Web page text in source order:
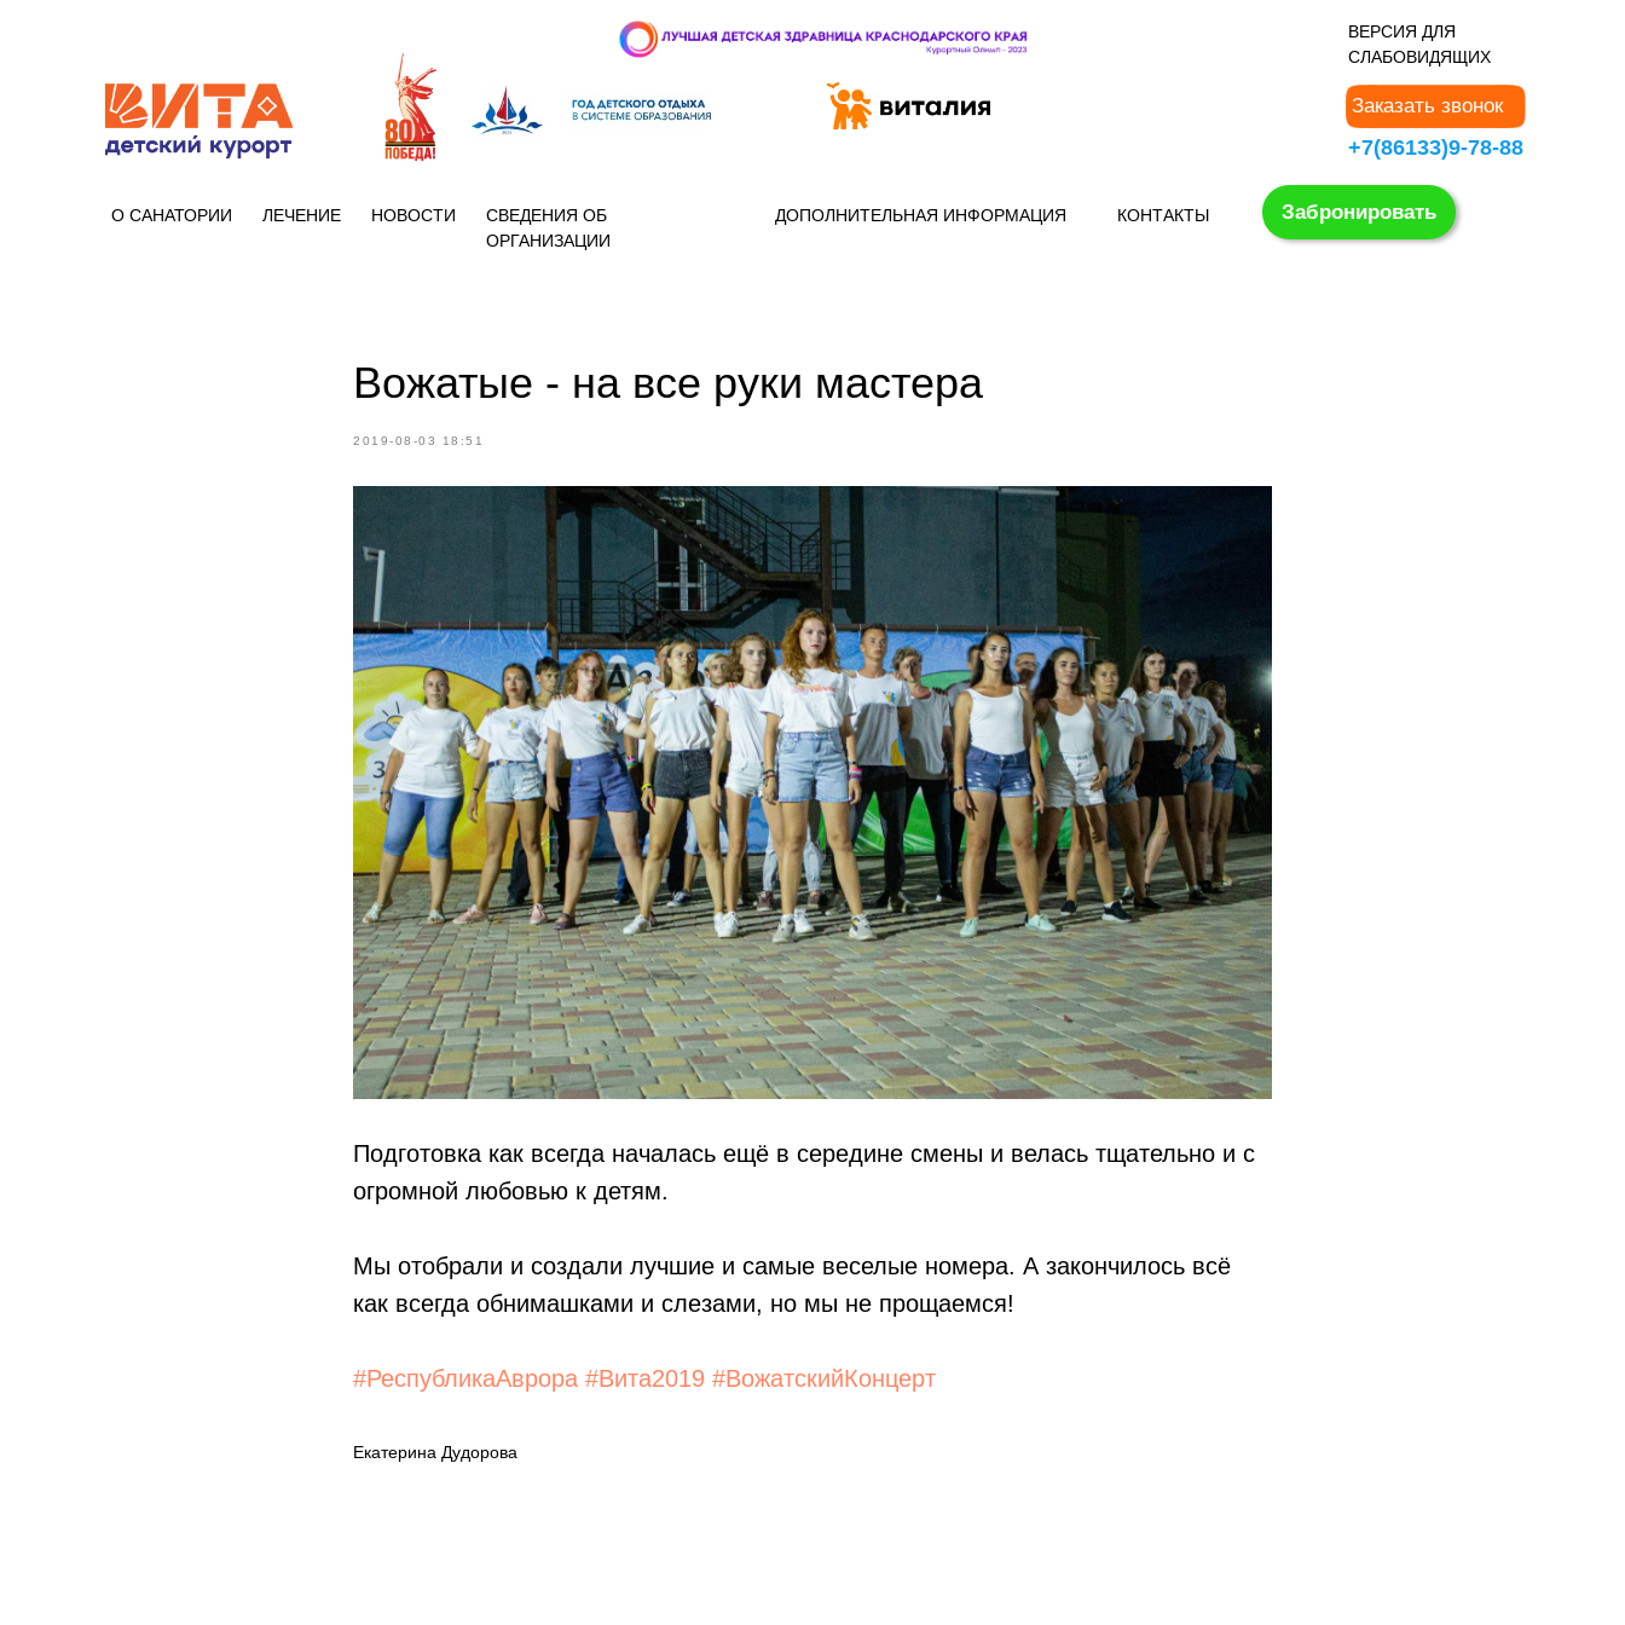
+7 (86133) 97-888 Заказать звонок
+7(86133)9-78-88
ВЕРСИЯ ДЛЯ
СЛАБОВИДЯЩИХ
О САНАТОРИИ Забронировать
КОНТАКТЫ
НОВОСТИ
СВЕДЕНИЯ ОБ
ОРГАНИЗАЦИИ
ДОПОЛНИТЕЛЬНАЯ ИНФОРМАЦИЯ
ЛЕЧЕНИЕ
Вожатые - на все руки мастера
2019-08-03 18:51
Подготовка как всегда началась ещё в середине смены и велась тщательно и с
огромной любовью к детям.
Мы отобрали и создали лучшие и самые веселые номера. А закончилось всё
как всегда обнимашками и слезами, но мы не прощаемся!
#РеспубликаАврора #Вита2019 #ВожатскийКонцерт
Екатерина Дудорова